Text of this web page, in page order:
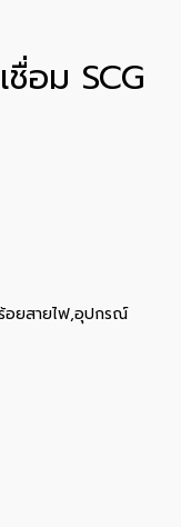
อม SCG
อยสายไฟ,อุปกรณ์